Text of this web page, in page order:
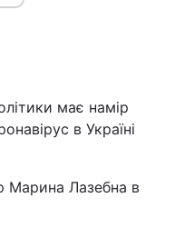
має намір
в Україні
Марина Лазебна в